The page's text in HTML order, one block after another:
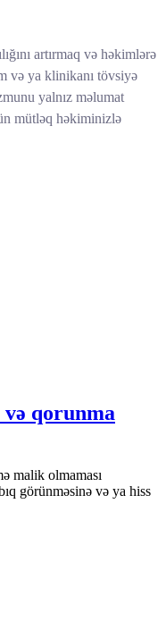
artırmaq və həkimlərə
və ya klinikanı tövsiyə
yalnız məlumat
mütləq həkiminizlə
qorunma
malik olmaması
görünməsinə və ya hiss